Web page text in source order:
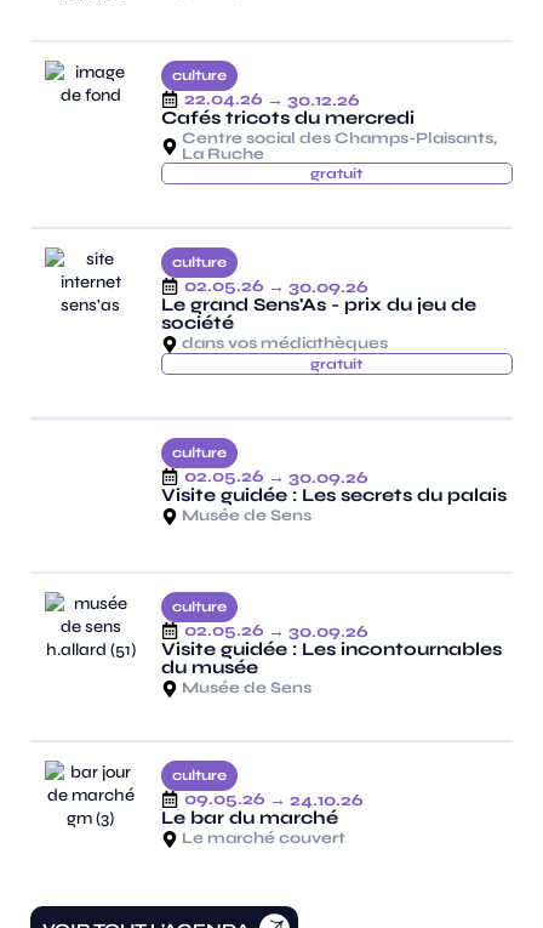
culture
22.04.26 → 30.12.26
Cafés tricots du mercredi
Centre social des Champs-Plaisants,
La Ruche
gratuit
culture
02.05.26 → 30.09.26
Le grand Sens'As - prix du jeu de
société
dans vos médiathèques
gratuit
culture
02.05.26 → 30.09.26
Visite guidée : Les secrets du palais
Musée de Sens
culture
02.05.26 → 30.09.26
Visite guidée : Les incontournables
du musée
Musée de Sens
culture
09.05.26 → 24.10.26
Le bar du marché
Le marché couvert